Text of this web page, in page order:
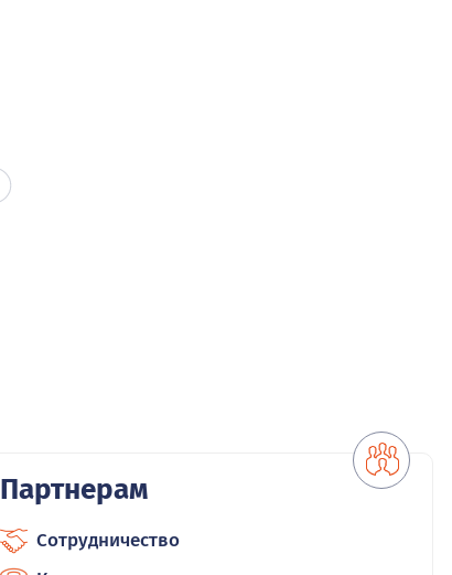
Партнерам
Сотрудничество